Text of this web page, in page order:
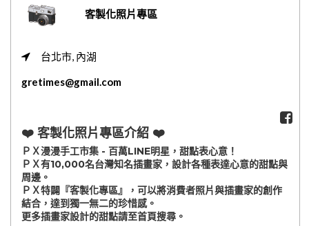
客製化照片專區
台北市, 內湖
gretimes@gmail.com
❤️ 客製化照片專區介紹 ❤️
ＰＸ漫漫手工市集 - 百萬LINE明星，甜點表心意！
ＰＸ有10,000名台灣知名插畫家，設計各種表達心意的甜點與
周邊。
ＰＸ特闢『客製化專區』，可以將消費者照片與插畫家的創作
結合，達到獨一無二的珍惜感。
更多插畫家設計的甜點請至首頁搜尋。